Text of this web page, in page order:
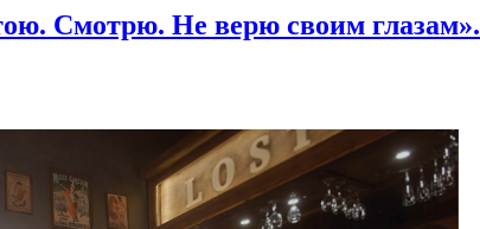
Смотрю. Не верю своим глазам».